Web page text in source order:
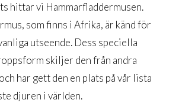
hittar vi Hammarfladdermusen.
som finns i Afrika, är känd för
utseende. Dess speciella
skiljer den från andra
har gett den en plats på vår lista
djuren i världen.